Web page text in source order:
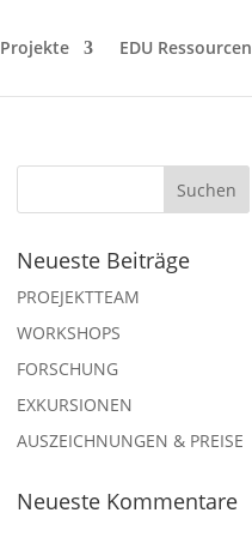
Projekte EDU Ressourcen
Neueste Beiträge
PROEJEKTTEAM
WORKSHOPS
FORSCHUNG
EXKURSIONEN
AUSZEICHNUNGEN & PREISE
Neueste Kommentare